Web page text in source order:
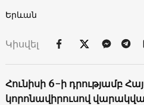
Երևան
Կիսվել
Հունիսի 6-ի դրությամբ
կորոնավիրուսով